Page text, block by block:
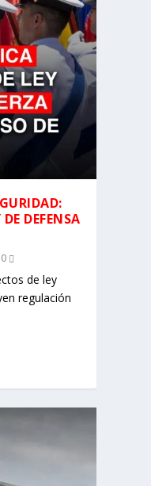
DEFENSA
0
de ley
regulación